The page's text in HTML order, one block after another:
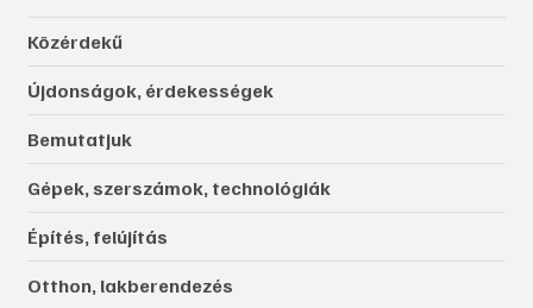
Közérdekű
Újdonságok, érdekességek
Bemutatjuk
Gépek, szerszámok, technológiák
Építés, felújítás
Otthon, lakberendezés